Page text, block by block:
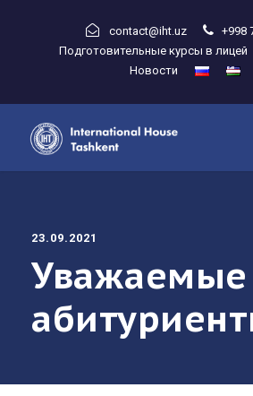
contact@iht.uz
+998
Подготовительные курсы в лицей
Новости
23.09.2021
Уважаемые